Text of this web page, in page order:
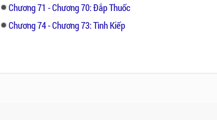
Chương 71 - Chương 70: Đắp Thuốc
Chương 74 - Chương 73: Tình Kiếp